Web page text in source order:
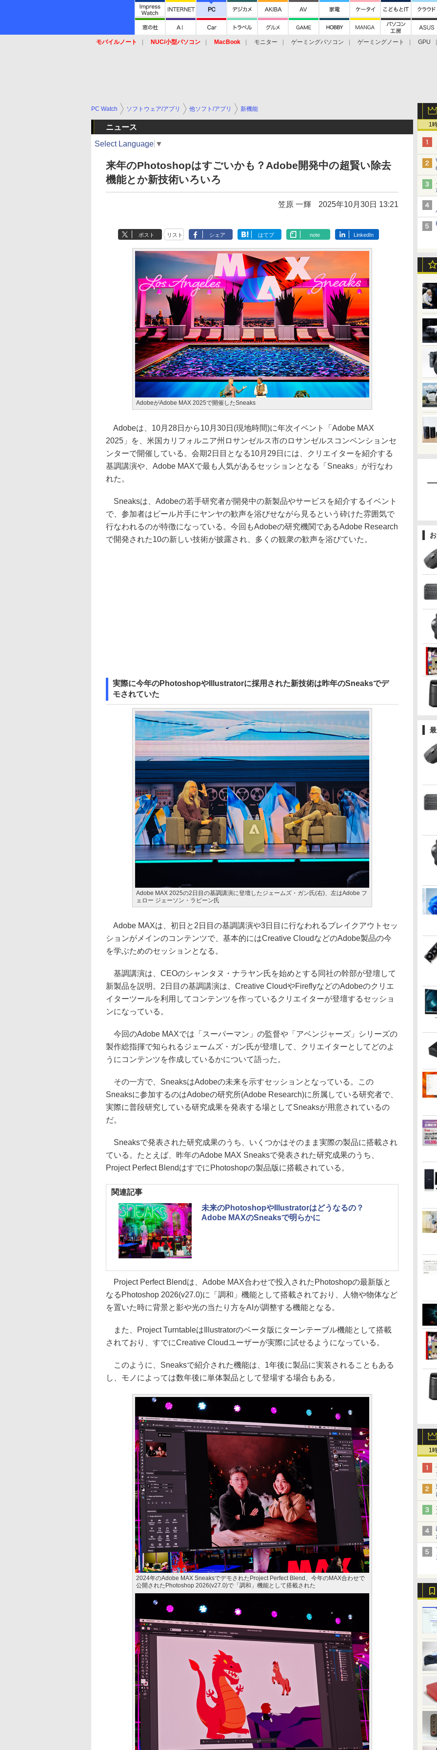
モバイルノート NUC/小型パソコン MacBook モニター ゲーミングパソコン ゲーミングノート
GPU
1
1
PC Watch ソフトウェア/アプリ 他ソフト/アプリ 新機能
ニュース
Select Language ▼
来年のPhotoshopはすごいかも？Adobe開発中の超賢い除去
機能とか新技術いろいろ
笠原 一輝 2025年10月30日 13:21
ポスト リスト シェア はてブ note LinkedIn
AdobeがAdobe MAX 2025で開催したSneaks
Adobeは、10月28日から10月30日(現地時間)に年次イベント「Adobe MAX
2025」を、米国カリフォルニア州ロサンゼルス市のロサンゼルスコンベンションセ
ンターで開催している。会期2日目となる10月29日には、クリエイターを紹介する
基調講演や、Adobe MAXで最も人気があるセッションとなる「Sneaks」が行なわ
れた。
Sneaksは、Adobeの若手研究者が開発中の新製品やサービスを紹介するイベント
で、参加者はビール片手にヤンヤの歓声を浴びせながら見るという砕けた雰囲気で
行なわれるのが特徴になっている。今回もAdobeの研究機関であるAdobe Research
で開発された10の新しい技術が披露され、多くの観衆の歓声を浴びていた。
実際に今年のPhotoshopやIllustratorに採用された新技術は昨年のSneaksでデ
モされていた
Adobe MAX 2025の2日目の基調講演に登壇したジェームズ・ガン氏(右)、左はAdobe フ
ェロー ジェーソン・ラビーン氏
Adobe MAXは、初日と2日目の基調講演や3日目に行なわれるブレイクアウトセッ
ションがメインのコンテンツで、基本的にはCreative CloudなどのAdobe製品の今
を学ぶためのセッションとなる。
基調講演は、CEOのシャンタヌ・ナラヤン氏を始めとする同社の幹部が登壇して
新製品を説明。2日目の基調講演は、Creative CloudやFireflyなどのAdobeのクリエ
イターツールを利用してコンテンツを作っているクリエイターが登壇するセッショ
ンになっている。
今回のAdobe MAXでは「スーパーマン」の監督や「アベンジャーズ」シリーズの
製作総指揮で知られるジェームズ・ガン氏が登壇して、クリエイターとしてどのよ
うにコンテンツを作成しているかについて語った。
その一方で、SneaksはAdobeの未来を示すセッションとなっている。この
Sneaksに参加するのはAdobeの研究所(Adobe Research)に所属している研究者で、
実際に普段研究している研究成果を発表する場としてSneaksが用意されているの
だ。
Sneaksで発表された研究成果のうち、いくつかはそのまま実際の製品に搭載され
ている。たとえば、昨年のAdobe MAX Sneaksで発表された研究成果のうち、
Project Perfect BlendはすでにPhotoshopの製品版に搭載されている。
関連記事
未来のPhotoshopやIllustratorはどうなるの？
Adobe MAXのSneaksで明らかに
Project Perfect Blendは、Adobe MAX合わせで投入されたPhotoshopの最新版と
なるPhotoshop 2026(v27.0)に「調和」機能として搭載されており、人物や物体など
を置いた時に背景と影や光の当たり方をAIが調整する機能となる。
また、Project TurntableはIllustratorのベータ版にターンテーブル機能として搭載
されており、すでにCreative Cloudユーザーが実際に試せるようになっている。
このように、Sneaksで紹介された機能は、1年後に製品に実装されることもある
し、モノによっては数年後に単体製品として登場する場合もある。
2024年のAdobe MAX SneaksでデモされたProject Perfect Blend、今年のMAX合わせで
公開されたPhotoshop 2026(v27.0)で「調和」機能として搭載された